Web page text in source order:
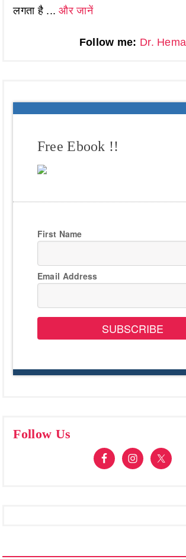
लगता है ...और जानें
Follow me: Dr. Hema
Free Ebook !!
First Name
Email Address
SUBSCRIBE
Follow Us